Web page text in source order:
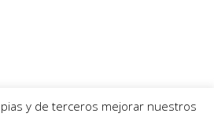
y de terceros mejorar nuestros